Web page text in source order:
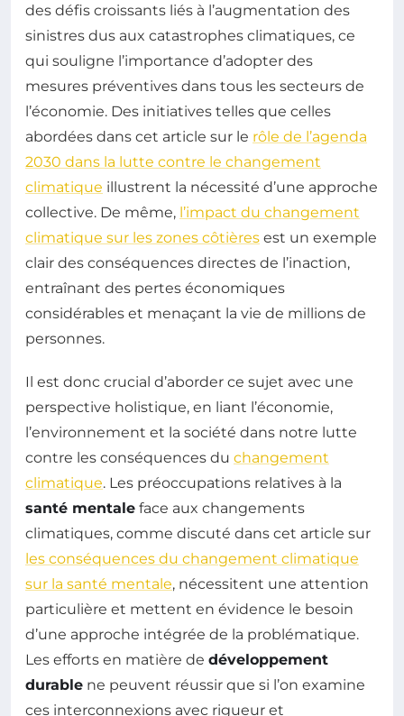
des défis croissants liés à l’augmentation des
sinistres dus aux catastrophes climatiques, ce
qui souligne l’importance d’adopter des
mesures préventives dans tous les secteurs de
l’économie. Des initiatives telles que celles
abordées dans cet article sur le rôle de l’agenda
2030 dans la lutte contre le changement
climatique illustrent la nécessité d’une approche
collective. De même, l’impact du changement
climatique sur les zones côtières est un exemple
clair des conséquences directes de l’inaction,
entraînant des pertes économiques
considérables et menaçant la vie de millions de
personnes.
Il est donc crucial d’aborder ce sujet avec une
perspective holistique, en liant l’économie,
l’environnement et la société dans notre lutte
contre les conséquences du changement
climatique. Les préoccupations relatives à la
santé mentale face aux changements
climatiques, comme discuté dans cet article sur
les conséquences du changement climatique
sur la santé mentale, nécessitent une attention
particulière et mettent en évidence le besoin
d’une approche intégrée de la problématique.
Les efforts en matière de développement
durable ne peuvent réussir que si l’on examine
ces interconnexions avec rigueur et